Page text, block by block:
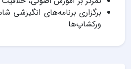
برگزاری برنامه‌های انگیزشی
ورکشاپ‌ها